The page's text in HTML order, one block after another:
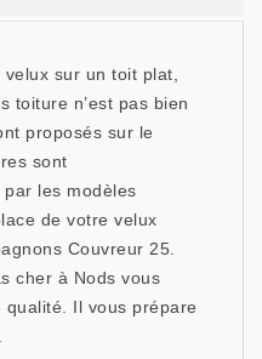
velux sur un toit plat,
toiture n’est pas bien
proposés sur le
sont
les modèles
de votre velux
Couvreur 25.
cher à Nods vous
Il vous prépare